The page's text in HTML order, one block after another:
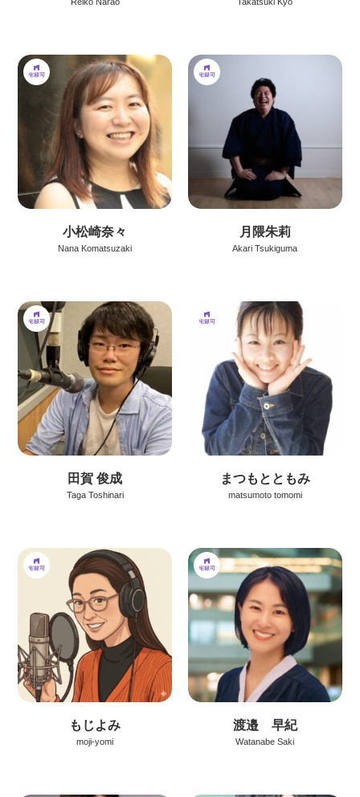
小松崎奈々
Nana Komatsuzaki
月隈朱莉
Akari Tsukiguma
田賀 俊成
Taga Toshinari
まつもとともみ
matsumoto tomomi
もじよみ
moji-yomi
渡邉 早紀
Watanabe Saki